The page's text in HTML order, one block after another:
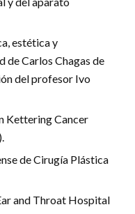
estética y
de Carlos Chagas de
del profesor Ivo
Kettering Cancer
de Cirugía Plástica
and Throat Hospital